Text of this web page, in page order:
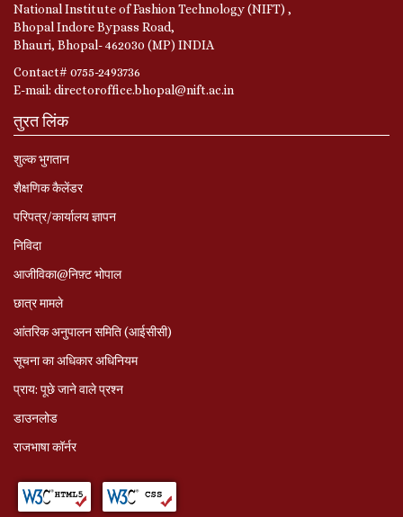
National Institute of Fashion Technology (NIFT) ,
Bhopal Indore Bypass Road,
Bhauri, Bhopal- 462030 (MP) INDIA
Contact# 0755-2493736
E-mail: directoroffice.bhopal@nift.ac.in
तुरत लिंक
शुल्क भुगतान
शैक्षणिक कैलेंडर
परिपत्र/कार्यालय ज्ञापन
निविदा
आजीविका@निफ़्ट भोपाल
छात्र मामले
आंतरिक अनुपालन समिति (आईसीसी)
सूचना का अधिकार अधिनियम
प्राय: पूछे जाने वाले प्रश्‍न
डाउनलोड
राजभाषा कॉर्नर